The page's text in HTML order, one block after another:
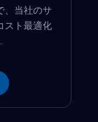
、当社のサ
スト最適化